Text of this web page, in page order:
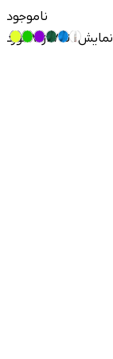
ناموجود
نمایش 1 تا 7 از 7 مورد